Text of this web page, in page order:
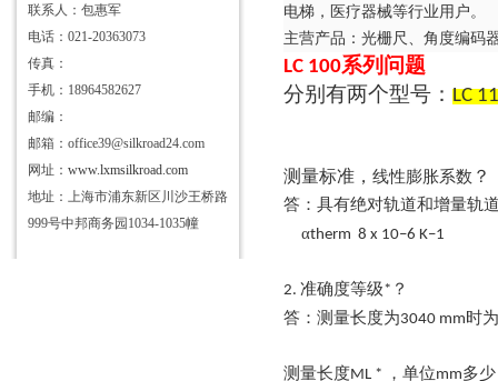
联系人：包惠军
电话：021-20363073
传真：
手机：18964582627
邮编：
邮箱：office39@silkroad24.com
网址： www.lxmsilkroad.com
地址：上海市浦东新区川沙王桥路
999号中邦商务园1034-1035幢
电梯，医疗器械等行业用户。
主营产品：光栅尺、角度编码
LC 100系列问题
分别有两个型号： LC
测量标准， 线性膨胀系数 ？
答：具有绝对轨道和增量轨
αtherm 8 x 10–6 K–1
2. 准确度等级* ？
答：测量长度为3040 mm 时
测量长度ML * ，单位mm多